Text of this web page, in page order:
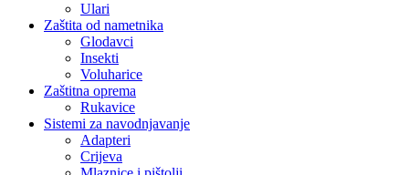
Ulari
Zaštita od nametnika
Glodavci
Insekti
Voluharice
Zaštitna oprema
Rukavice
Sistemi za navodnjavanje
Adapteri
Crijeva